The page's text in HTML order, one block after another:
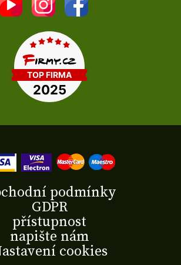
podmínky
GDPR
přístupnost
napište nám
cookies